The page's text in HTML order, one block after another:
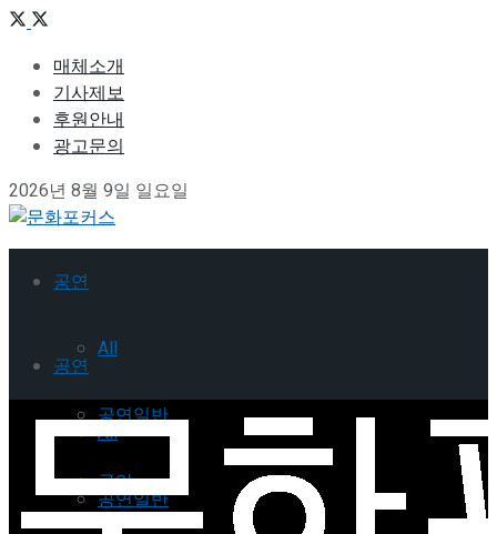
매체소개
기사제보
후원안내
광고문의
2026년 8월 9일 일요일
공연
All
공연일반
국악
공연
All
공연일반